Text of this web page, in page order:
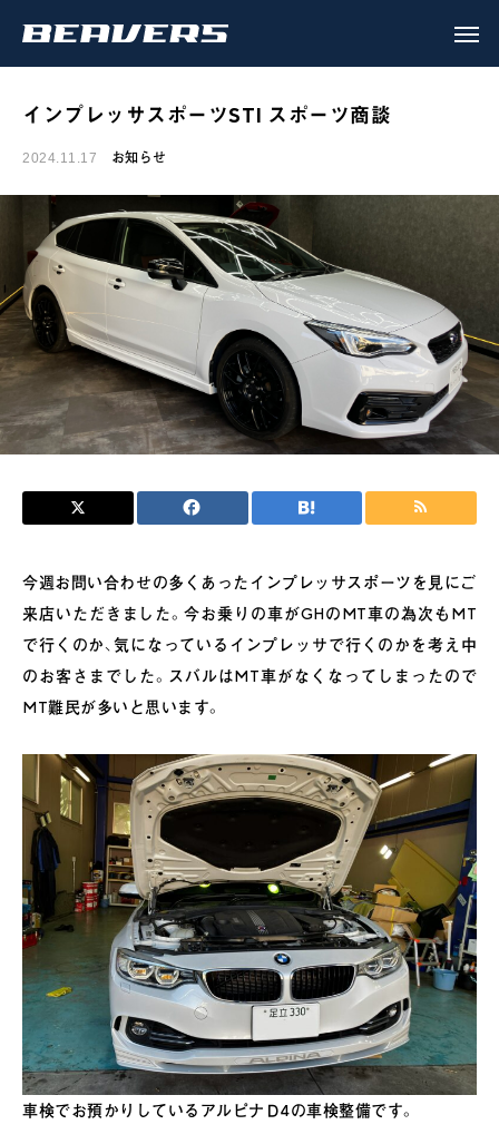
インプレッサスポーツSTI スポーツ商談
2024.11.17 お知らせ
今週お問い合わせの多くあったインプレッサスポーツを見にご
来店いただきました。今お乗りの車がGHのMT車の為次もMT
で行くのか、気になっているインプレッサで行くのかを考え中
のお客さまでした。スバルはMT車がなくなってしまったので
MT難民が多いと思います。
車検でお預かりしているアルピナＤ4の車検整備です。